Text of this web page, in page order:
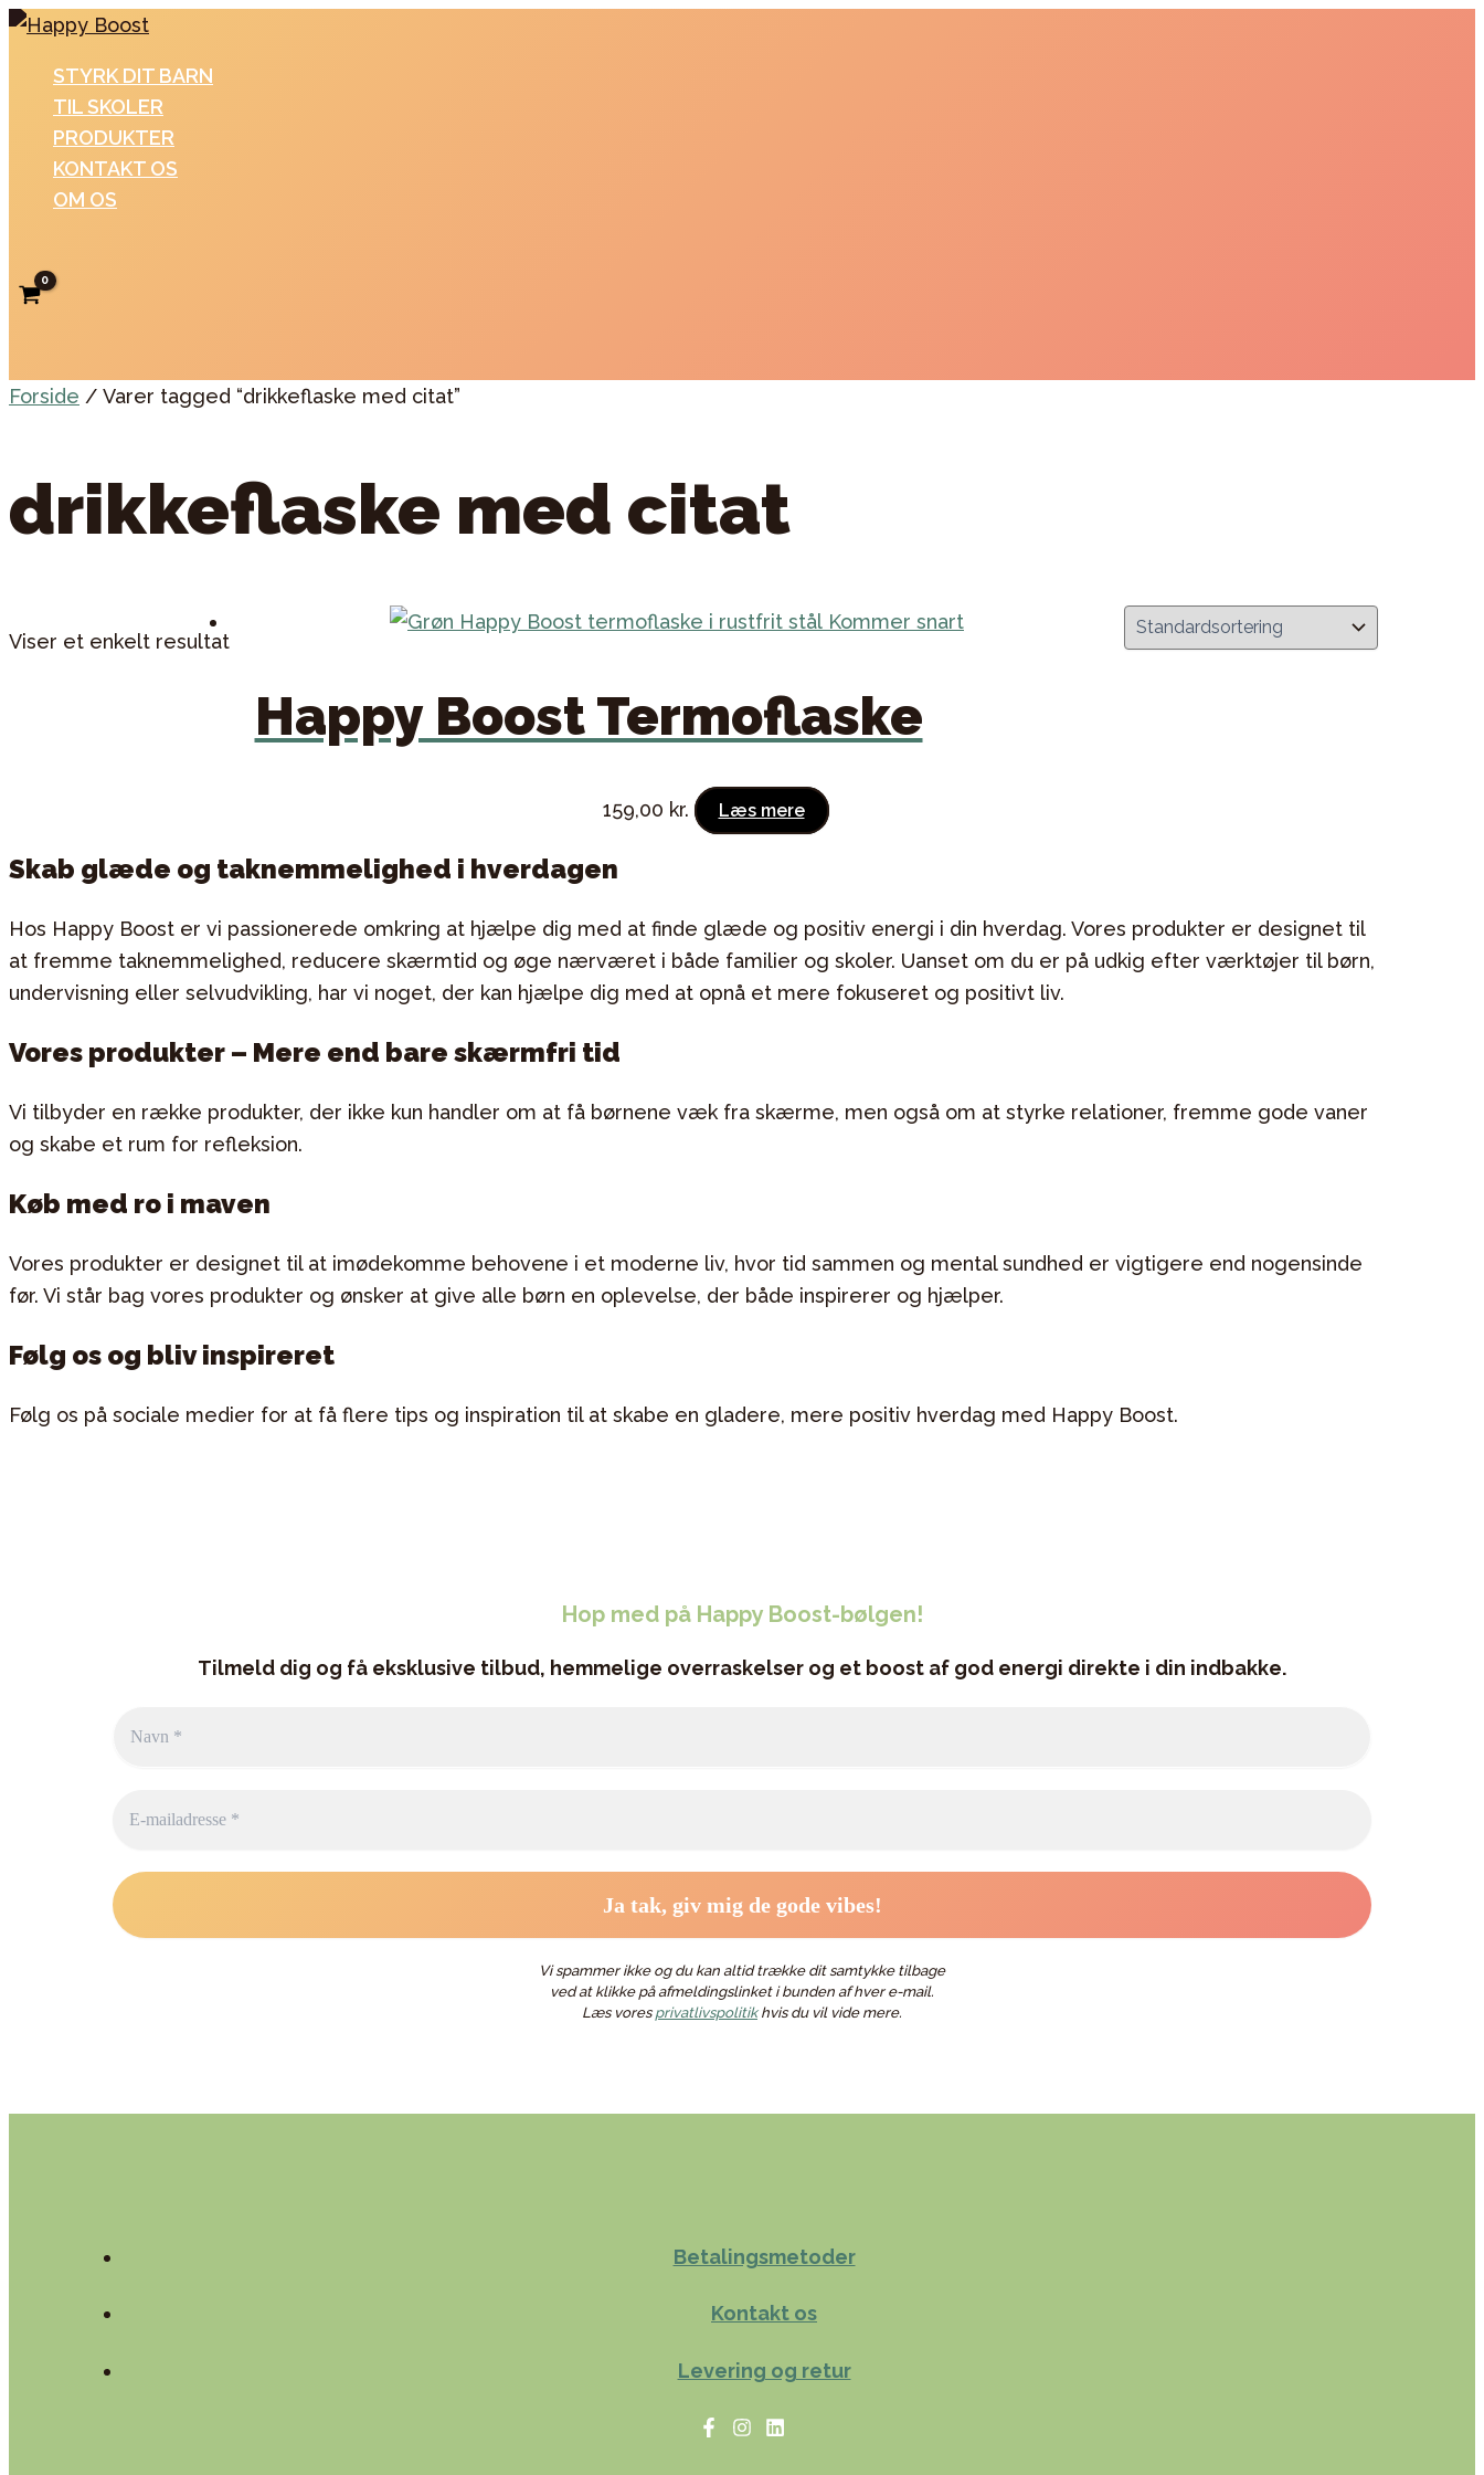
Gå
indholdet
STYRK DIT BARN
TIL SKOLER
PRODUKTER
KONTAKT OS
OM OS
Forside / Varer tagged “drikkeflaske med citat”
drikkeflaske med citat
Viser et enkelt resultat
Kommer snart
Happy Boost Termoflaske
159,00 kr. Læs mere
Skab glæde og taknemmelighed i hverdagen
Hos Happy Boost er vi passionerede omkring at hjælpe dig med at finde glæde og positiv energi i din hverdag. Vores produkter er designet til
at fremme taknemmelighed, reducere skærmtid og øge nærværet i både familier og skoler. Uanset om du er på udkig efter værktøjer til børn,
undervisning eller selvudvikling, har vi noget, der kan hjælpe dig med at opnå et mere fokuseret og positivt liv.
Vores produkter – Mere end bare skærmfri tid
Vi tilbyder en række produkter, der ikke kun handler om at få børnene væk fra skærme, men også om at styrke relationer, fremme gode vaner
og skabe et rum for refleksion.
Køb med ro i maven
Vores produkter er designet til at imødekomme behovene i et moderne liv, hvor tid sammen og mental sundhed er vigtigere end nogensinde
før. Vi står bag vores produkter og ønsker at give alle børn en oplevelse, der både inspirerer og hjælper.
Følg os og bliv inspireret
Følg os på sociale medier for at få flere tips og inspiration til at skabe en gladere, mere positiv hverdag med Happy Boost.
Hop med på Happy Boost-bølgen!
Tilmeld dig og få eksklusive tilbud, hemmelige overraskelser og et boost af god energi direkte i din indbakke.
Vi spammer ikke og du kan altid trække dit samtykke tilbage
ved at klikke på afmeldingslinket i bunden af hver e-mail.
Læs vores privatlivspolitikhvis du vil vide mere.
Betalingsmetoder
Kontakt os
Levering og retur